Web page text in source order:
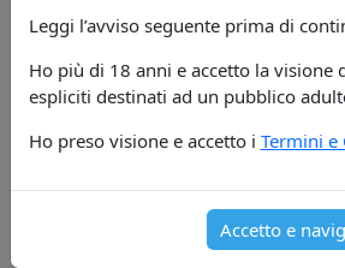
Leggi l’avviso seguente prima di
Ho più di 18 anni e accetto la visione
espliciti destinati ad un pubblico
Ho preso visione e accetto i Termini e
Accetto e
info@linkzio.com
ATTENZIONE - I CONTENUTI DI
(leggi punto 1). 1.PUBBLICO
non sono moderati e possono avere